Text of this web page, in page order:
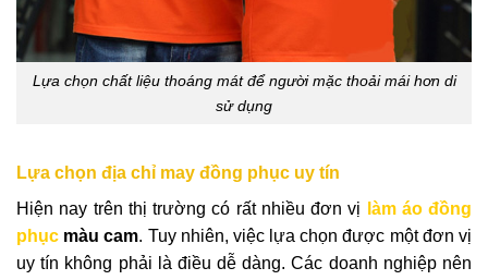
Lựa chọn chất liệu thoáng mát để người mặc thoải mái hơn di
sử dụng
Lựa chọn địa chỉ may đồng phục uy tín
Hiện nay trên thị trường có rất nhiều đơn vị
làm áo đồng
phục màu cam. Tuy nhiên, việc lựa chọn được một đơn vị
uy tín không phải là điều dễ dàng. Các doanh nghiệp nên